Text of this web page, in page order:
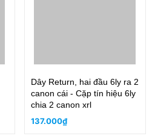
Dây Return, hai đầu 6ly ra 2
canon cái - Cặp tín hiệu 6ly
chia 2 canon xrl
137.000₫